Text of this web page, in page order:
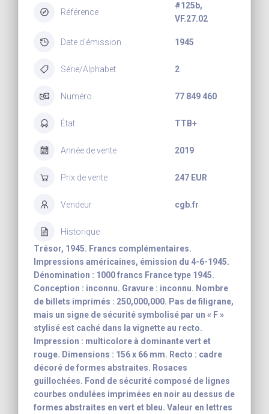
Référence
#125b,
VF.27.02
Date d'émission 1945
Série/Alphabet 2
Numéro 77 849 460
État TTB+
Année de vente 2019
Prix de vente 247 EUR
Vendeur cgb.fr
Historique
Trésor, 1945. Francs complémentaires.
Impressions américaines, émission du 4-6-1945.
Dénomination : 1000 francs France type 1945.
Conception : inconnu. Gravure : inconnu. Nombre
de billets imprimés : 250,000,000. Pas de filigrane,
mais un signe de sécurité symbolisé par un « F »
stylisé est caché dans la vignette au recto.
Impression : multicolore à dominante vert et
rouge. Dimensions : 156 x 66 mm. Recto : cadre
décoré de formes abstraites. Rosaces
guillochées. Fond de sécurité composé de lignes
courbes ondulées imprimées en noir au dessus de
formes abstraites en vert et bleu. Valeur en lettres